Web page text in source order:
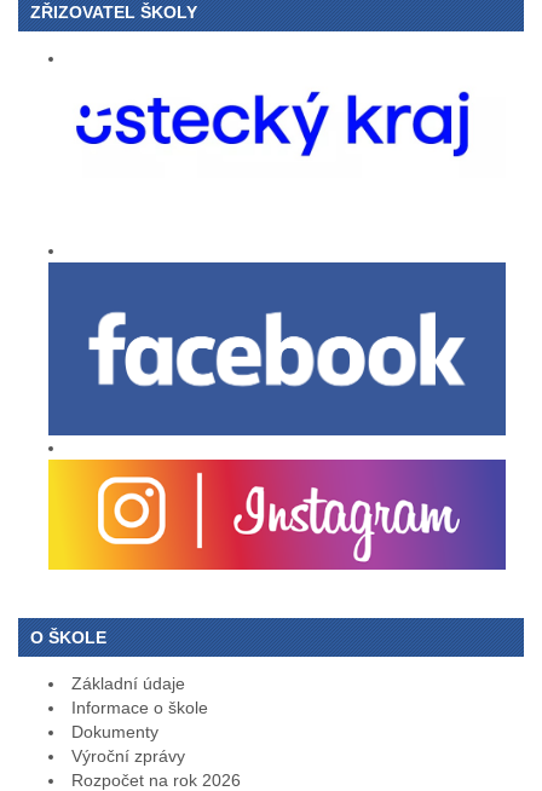
ZŘIZOVATEL ŠKOLY
O ŠKOLE
Základní údaje
Informace o škole
Dokumenty
Výroční zprávy
Rozpočet na rok 2026